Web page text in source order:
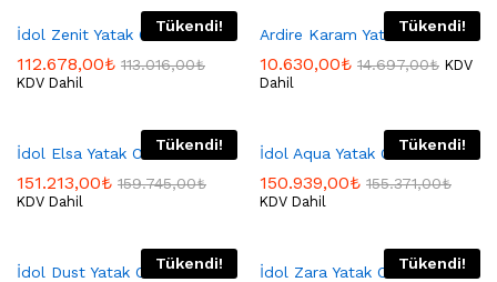
Tükendi!
İdol Zenit Yatak Odası
112.678,00₺ 113.016,00₺
KDV Dahil
Tükendi!
Ardire Karam Yatak Odası
10.630,00₺ 14.697,00₺ KDV
Dahil
Tükendi!
İdol Elsa Yatak Odası
151.213,00₺ 159.745,00₺
KDV Dahil
Tükendi!
İdol Aqua Yatak Odası
150.939,00₺ 155.371,00₺
KDV Dahil
Tükendi!
İdol Dust Yatak Odası Tükendi!
İdol Zara Yatak Odası